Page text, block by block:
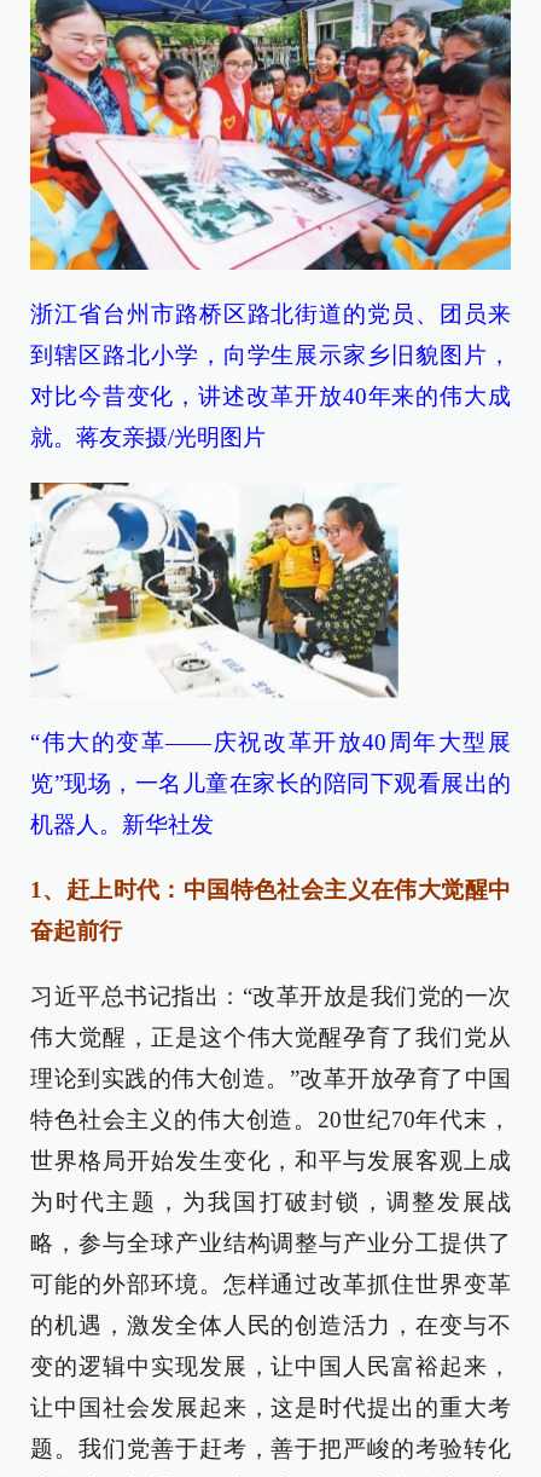
浙江省台州市路桥区路北街道的党员、团员来
到辖区路北小学，向学生展示家乡旧貌图片，
对比今昔变化，讲述改革开放40年来的伟大成
就。蒋友亲摄/光明图片
“伟大的变革——庆祝改革开放40周年大型展
览”现场，一名儿童在家长的陪同下观看展出的
机器人。新华社发
1、赶上时代：中国特色社会主义在伟大觉醒中
奋起前行
习近平总书记指出：“改革开放是我们党的一次
伟大觉醒，正是这个伟大觉醒孕育了我们党从
理论到实践的伟大创造。”改革开放孕育了中国
特色社会主义的伟大创造。20世纪70年代末，
世界格局开始发生变化，和平与发展客观上成
为时代主题，为我国打破封锁，调整发展战
略，参与全球产业结构调整与产业分工提供了
可能的外部环境。怎样通过改革抓住世界变革
的机遇，激发全体人民的创造活力，在变与不
变的逻辑中实现发展，让中国人民富裕起来，
让中国社会发展起来，这是时代提出的重大考
题。我们党善于赶考，善于把严峻的考验转化